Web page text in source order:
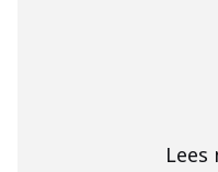
Lees